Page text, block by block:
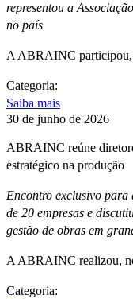
representou a
no país
A ABRAINC participou,
Categoria:
Saiba mais
30 de junho de 2026
ABRAINC reúne
estratégico na produção
Encontro exclusivo para
de 20 empresas e
gestão de obras em
A ABRAINC realizou,
Categoria: